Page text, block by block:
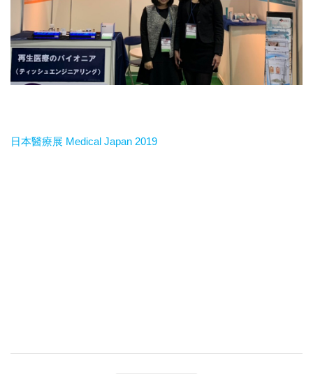
日本醫療展 Medical Japan 2019